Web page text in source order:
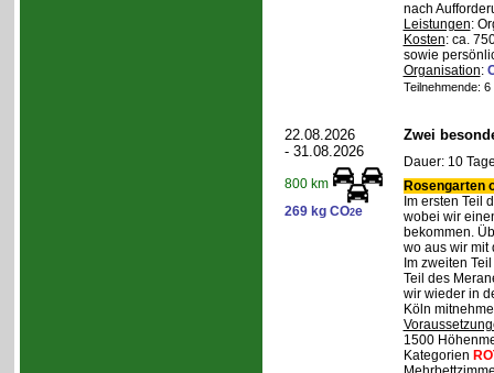
nach
Leistungen:
Kosten: ca.
sowie
Organisation:
Teilnehmende:
22.08.2026
- 31.08.2026
800 km
269 kg CO2e
Zwei
Dauer: 10
Rosengarten
Im ersten Teil
wobei wir
bekommen.
wo aus wir mit
Im zweiten
Teil des
wir wieder in
Köln
1500
Kategorien